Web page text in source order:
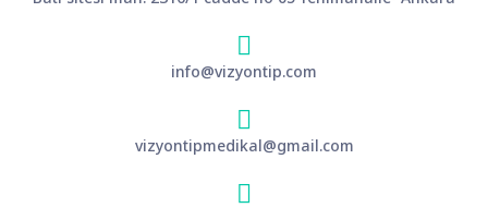
info@vizyontip.com
vizyontipmedikal@gmail.com